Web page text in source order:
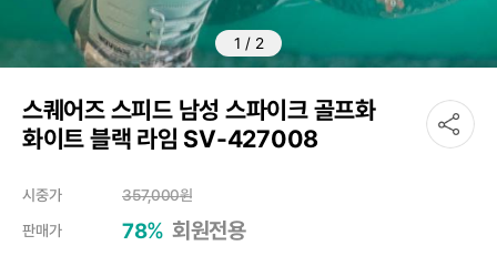
1 / 2
스퀘어즈 스피드 남성 스파이크 골프화
화이트 블랙 라임 SV-427008
시중가 357,000원
판매가
78% 회원전용